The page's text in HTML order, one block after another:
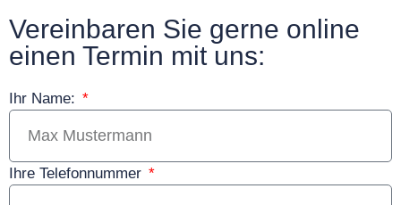
Vereinbaren Sie gerne online
einen Termin mit uns:
Ihr Name:
Ihre Telefonnummer